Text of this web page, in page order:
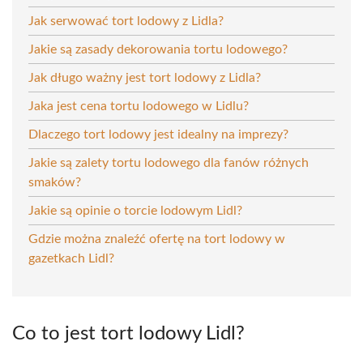
Jak serwować tort lodowy z Lidla?
Jakie są zasady dekorowania tortu lodowego?
Jak długo ważny jest tort lodowy z Lidla?
Jaka jest cena tortu lodowego w Lidlu?
Dlaczego tort lodowy jest idealny na imprezy?
Jakie są zalety tortu lodowego dla fanów różnych
smaków?
Jakie są opinie o torcie lodowym Lidl?
Gdzie można znaleźć ofertę na tort lodowy w
gazetkach Lidl?
Co to jest tort lodowy Lidl?